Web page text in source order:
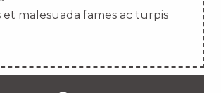
malesuada fames ac turpis